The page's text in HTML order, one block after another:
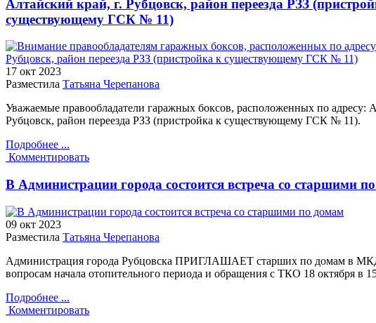
Алтайский край, г. Рубцовск, район переезда РЗЗ
существующему ГСК № 11)
17 окт 2023
Разместила Татьяна Черепанова
Уважаемые правообладатели гаражных боксов, расположенных по адресу:
Рубцовск, район переезда РЗЗ (пристройка к существующему ГСК № 11).
Подробнее ...
Комментировать
В Администрации города состоится встреча со старшими
09 окт 2023
Разместила Татьяна Черепанова
Администрация города Рубцовска ПРИГЛАШАЕТ старших по домам в
вопросам начала отопительного периода и обращения с ТКО 18 октября в
Подробнее ...
Комментировать